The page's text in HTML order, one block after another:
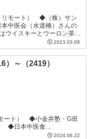
モート） ◆（株）サン
中医会（水道橋）さんの
ウイスキーとウーロン茶の
トで100ｇ¥1,4...
2023.03.08
）～（2419）
―― 先日は
ート） ◆小金井塾・G班
◆日本中医食...
2024.06.22